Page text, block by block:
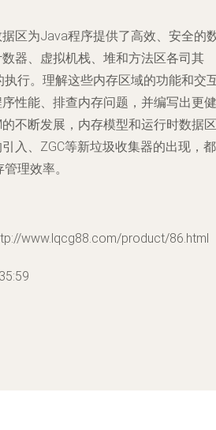
区为Java程序提供了高效、安全的
器、虚拟机栈、堆和方法区各司其
行。理解这些内存区域的功能和交
性能、排查内存问题，并编写出更健
不断发展，内存模型和运行时数据区
入、ZGC等新垃圾收集器的出现，都
理效率。
www.lqcg88.com/product/86.html